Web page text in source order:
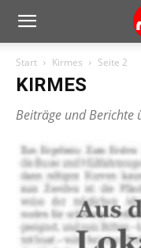
Start Kirmes Seite 2
KIRMES
Beiträge und Berichte